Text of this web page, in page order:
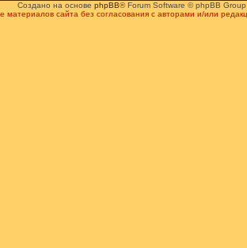
Создано на основе phpBB® Forum Software © phpBB Group
материалов сайта без согласования с авторами и/или